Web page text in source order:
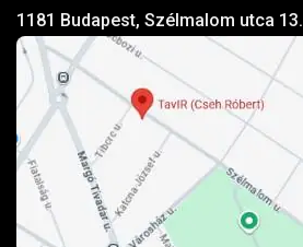
1181 Budapest, Szélmalom utca 13.